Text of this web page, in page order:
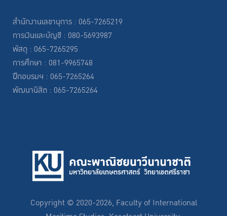
สำนักงานเลขานุการ : 065-7265219
การเงินและบัญชี : 080-5693987
พัสดุ : 065-7265295
การศึกษา : 081-9965748
ฝึกอบรมฯ : 065-7265264
พัฒนานิสิต : 065-7265264
Copyright © 2020-2026, Faculty of International